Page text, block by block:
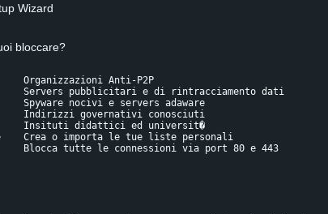
Wizard
bloccare?
Organizzazioni Anti-P2P
Servers pubblicitari e di rintracciamento dati
Spyware nocivi e servers adaware
Indirizzi governativi conosciuti
Insituti didattici ed universit�
Crea o importa le tue liste personali
Blocca tutte le connessioni via port 80 e 443